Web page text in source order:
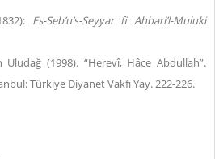
Es-Seb’u’s-Seyyar fi Ahbari’l-Muluki
Uludağ (1998). “Herevî, Hâce Abdullah”.
Türkiye Diyanet Vakfı Yay. 222-226.